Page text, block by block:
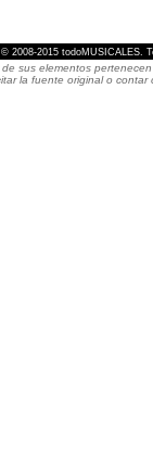
2008-2015 todoMUSICALES.
sus elementos
la fuente original o